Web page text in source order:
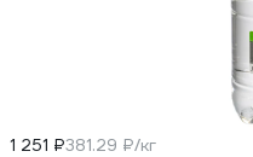
1 251 ₽381.29 ₽/кг